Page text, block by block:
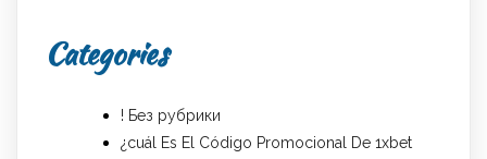
Categories
! Без рубрики
¿cuál Es El Código Promocional De 1xbet